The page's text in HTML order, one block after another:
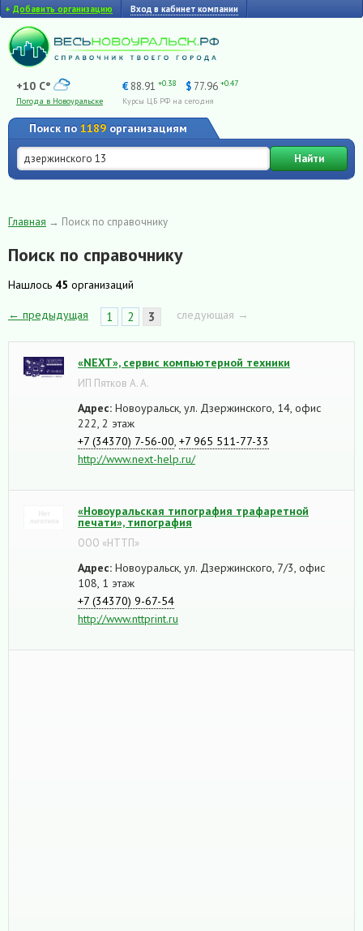
+ Добавить организацию Вход в кабинет компании
+10 C°
Погода в Новоуральске
€ 88.91 +0.38 $ 77.96 +0.47
Курсы ЦБ РФ на сегодня
Поиск по 1189 организациям
Найти
Главная → Поиск по справочнику
Поиск по справочнику
Нашлось 45 организаций
← предыдущая 1 2 3 следующая →
«NEXT», сервис компьютерной техники
ИП Пятков А. А.
Адрес: Новоуральск, ул. Дзержинского, 14, офис
222, 2 этаж
+7 (34370) 7-56-00 +7 965 511-77-33
http://www.next-help.ru/
«Новоуральская типография трафаретной
печати», типография
OOO «НТТП»
Адрес: Новоуральск, ул. Дзержинского, 7/3, офис
108, 1 этаж
+7 (34370) 9-67-54
http://www.nttprint.ru